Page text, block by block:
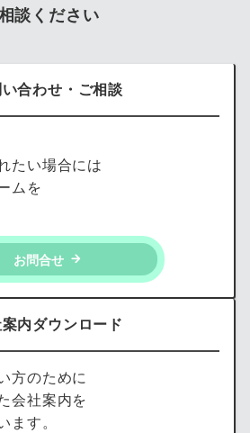
談ください
合わせ・ご相談
たい場合には
ムを
お問合せ
内ダウンロード
方のために
会社案内を
ます。